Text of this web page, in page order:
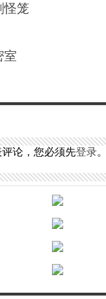
怪笼
室
论，您必须先登录。